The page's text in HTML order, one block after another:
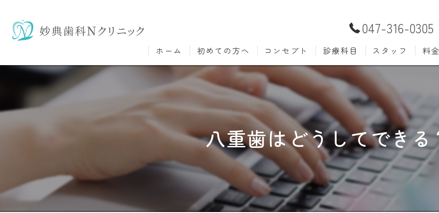
047-316-0305
ホーム 初めての方へ コンセプト 診療科目
むし歯治療
小児歯科
口腔外科
ホワイトニング 歯科検
審美歯科 根管治
知覚過敏
スタッフ 料
八重歯はどうしてできる